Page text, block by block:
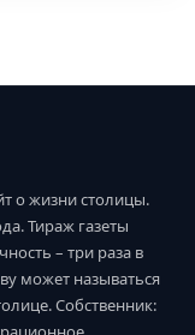
о жизни столицы.
Тираж газеты
– три раза в
может называться
Собственник: